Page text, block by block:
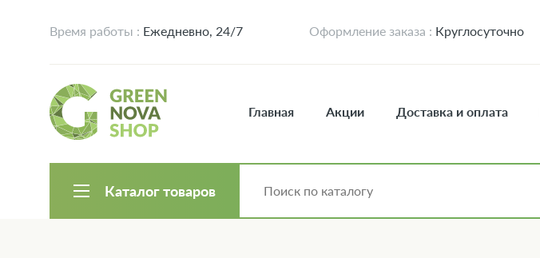
Время работы : Ежедневно, 24/7 Оформление заказа : Круглосуточно
Главная Акции Доставка и оплата
Каталог товаров